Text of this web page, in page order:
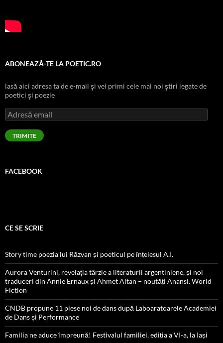
ABONEAZĂ-TE LA POETIC.RO
lasă aici adresa ta de e-mail şi vei primi cele mai noi ştiri legate de
poetici şi poezie
Adresă
email
TRIMITE
FACEBOOK
CE SE SCRIE
Story time poezia lui Răzvan și poeticul pe înțelesul A.I.
Aurora Venturini, revelația târzie a literaturii argentiniene, și noi
traduceri din Annie Ernaux și Ahmet Altan – noutăți Anansi. World
Fiction
CNDB propune 11 piese noi de dans după Laboaratoarele Academiei
de Dans și Performance
Familia ne aduce împreună! Festivalul familiei, ediția a VI-a, la Iași